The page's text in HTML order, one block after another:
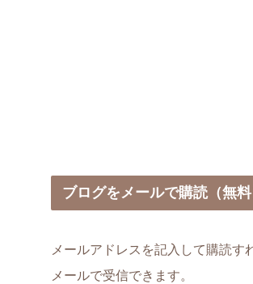
ブログをメールで購読（無料
メールアドレスを記入して購読す
メールで受信できます。